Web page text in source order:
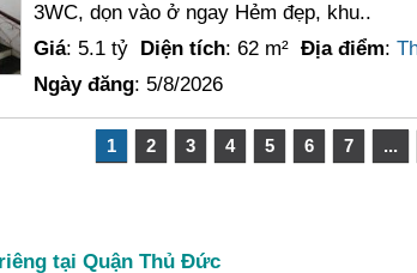
3WC, dọn vào ở ngay Hẻm đẹp, khu..
Giá: 5.1 tỷ Diện tích: 62 m² Địa điểm:
Ngày đăng: 5/8/2026
1 2 3 4 5 6 7 ...
tại Quận Thủ Đức